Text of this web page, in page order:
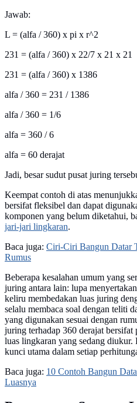
Jawab:
L = (alfa / 360) x pi x r^2
231 = (alfa / 360) x 22/7 x 21 x 21
231 = (alfa / 360) x 1386
alfa / 360 = 231 / 1386
alfa / 360 = 1/6
alfa = 360 / 6
alfa = 60 derajat
Jadi, besar sudut pusat juring
Keempat contoh di atas
bersifat fleksibel dan dapat
komponen yang belum diketahui,
jari-jari lingkaran.
Baca juga: Ciri-Ciri Bangun Datar
Rumus
Beberapa kesalahan umum yang
juring antara lain: lupa
keliru membedakan luas juring
selalu membaca soal dengan teliti
yang digunakan sesuai dengan
juring terhadap 360 derajat bersifat
luas lingkaran yang sedang
kunci utama dalam setiap
Baca juga: 10 Contoh Bangun
Luasnya